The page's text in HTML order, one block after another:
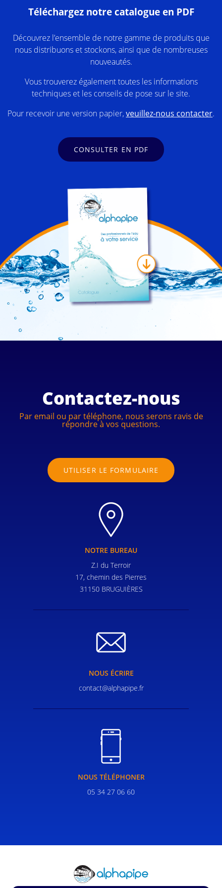
Téléchargez notre catalogue en PDF
Découvrez l’ensemble de notre gamme de produits que
nous distribuons et stockons, ainsi que de nombreuses
nouveautés.
Vous trouverez également toutes les informations
techniques et les conseils de pose sur le site.
Pour recevoir une version papier,veuillez-nous contacter.
CONSULTER EN PDF
Contactez-nous
Par email ou par téléphone, nous serons ravis de
répondre à vos questions.
UTILISER LE FORMULAIRE
NOTRE BUREAU
Z.I du Terroir
17, chemin des Pierres
31150 BRUGUIÈRES
NOUS ÉCRIRE
contact@alphapipe.fr
NOUS TÉLÉPHONER
05 34 27 06 60